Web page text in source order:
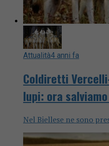
Attualità4 anni fa
Coldiretti
lupi: ora
Nel Biellese ne sono